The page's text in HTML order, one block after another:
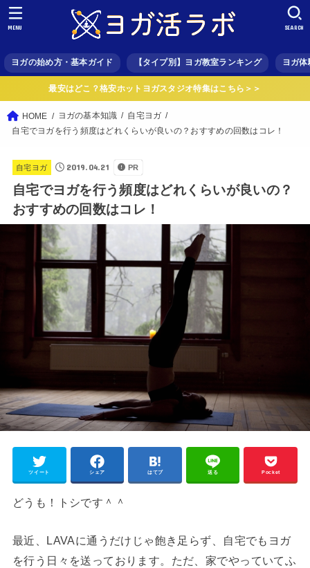
ヨガの始め方・基本ガイド 【タイプ別】ヨガ教室ランキング ヨガ体
SEARCH
MENU
最安はどこ？格安ホットヨガスタジオ特集はこちら＞＞
HOME ヨガの基本知識
自宅ヨガ
自宅でヨガを行う頻度はどれくらいが良いの？おすすめの回数はコレ！
自宅ヨガ 2019.04.21 PR
自宅でヨガを行う頻度はどれくらいが良いの？
おすすめの回数はコレ！
ツイート シェア はてブ 送る Pocket
どうも！トシです＾＾
最近、LAVAに通うだけじゃ飽き足らず、自宅でもヨガ
を行う日々を送っております。ただ、家でやっていてふ